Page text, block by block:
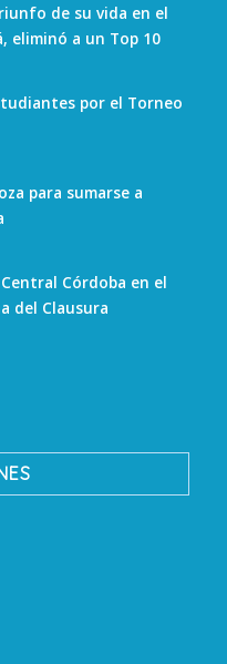
de su vida en el
eliminó a un Top 10
por el Torneo
para sumarse a
Córdoba en el
del Clausura